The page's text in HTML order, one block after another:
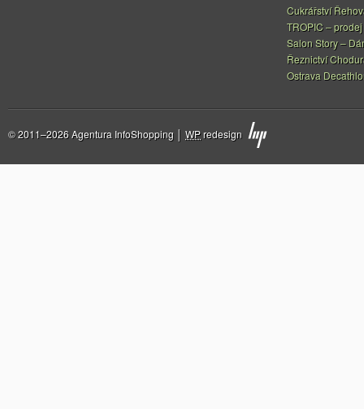
Cukrářství
TROPIC –
Salon Story –
Řeznictví
Ostrava
© 2011–2026 Agentura InfoShopping │ WPredesign